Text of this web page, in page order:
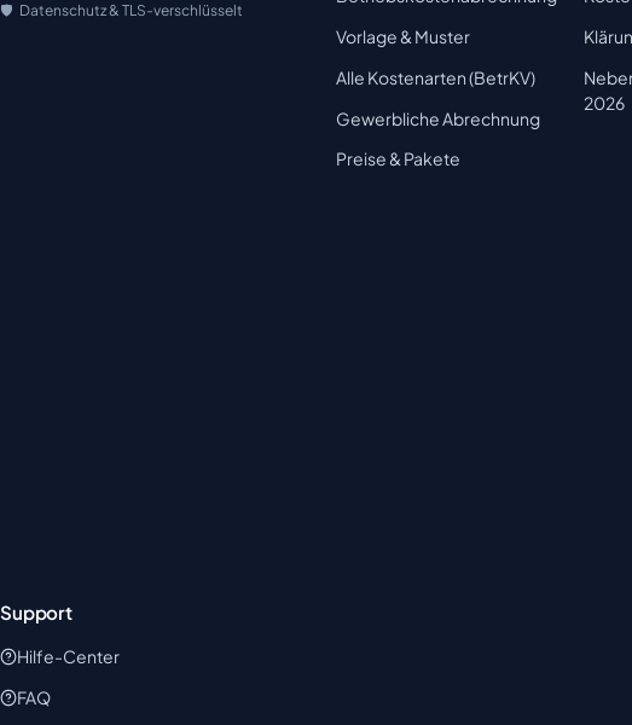
Datenschutz & TLS-verschlüsselt
Vorlage & Muster
Alle Kostenarten (BetrKV)
Gewerbliche Abrechnung
Preise & Pakete
2026
Support
Hilfe-Center
FAQ